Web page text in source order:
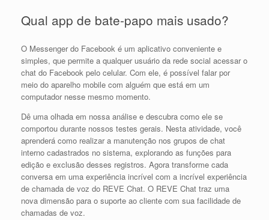
Qual app de bate-papo mais usado?
O Messenger do Facebook é um aplicativo conveniente e
simples, que permite a qualquer usuário da rede social acessar o
chat do Facebook pelo celular. Com ele, é possível falar por
meio do aparelho mobile com alguém que está em um
computador nesse mesmo momento.
Dê uma olhada em nossa análise e descubra como ele se
comportou durante nossos testes gerais. Nesta atividade, você
aprenderá como realizar a manutenção nos grupos de chat
interno cadastrados no sistema, explorando as funções para
edição e exclusão desses registros. Agora transforme cada
conversa em uma experiência incrível com a incrível experiência
de chamada de voz do REVE Chat. O REVE Chat traz uma
nova dimensão para o suporte ao cliente com sua facilidade de
chamadas de voz.